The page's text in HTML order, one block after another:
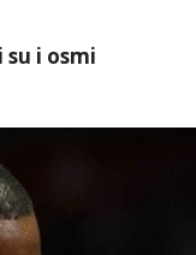
su i osmi